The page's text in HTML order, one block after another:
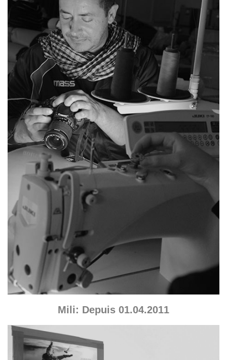
Mili: Depuis 01.04.2011